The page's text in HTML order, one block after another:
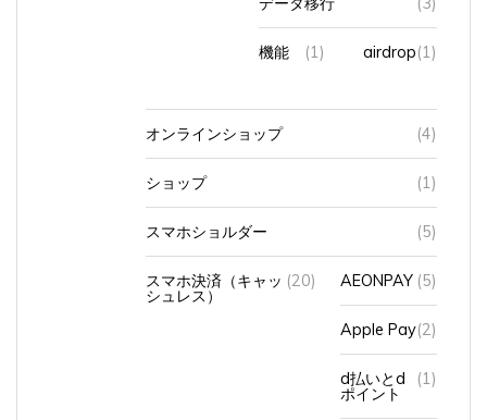
機能 (1) airdrop (1)
オンラインショップ (4)
ショップ (1)
スマホショルダー (5)
スマホ決済（キャッ
シュレス）
(20) AEONPAY (5)
Apple Pay (2)
d払いとd
ポイント
(1)